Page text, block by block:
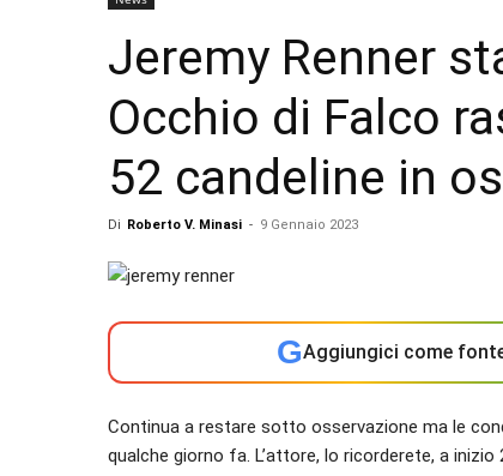
Jeremy Renner
Occhio di Falco
52 candeline in
Di Roberto V. Minasi - 9 Gennaio 2023
GAggiungici come
Continua a restare sotto osservazione ma le
qualche giorno fa. L’attore, lo ricorderete, a inizio